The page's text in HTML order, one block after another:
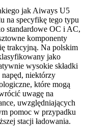
jak Aiways U5
na specyfikę tego typu
standardowe OC i AC,
komponenty
trakcyjną. Na polskim
jako
wysokie składki
niektórzy
które mogą
uwagę na
uwzględniających
pomoc w przypadku
stacji ładowania.